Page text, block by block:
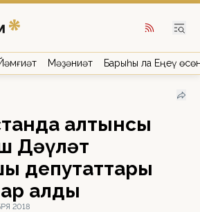
Мәҙәниәт Барыһы ла Еңеү
алтынсы
Дәүләт
депутаттары
алды
2018